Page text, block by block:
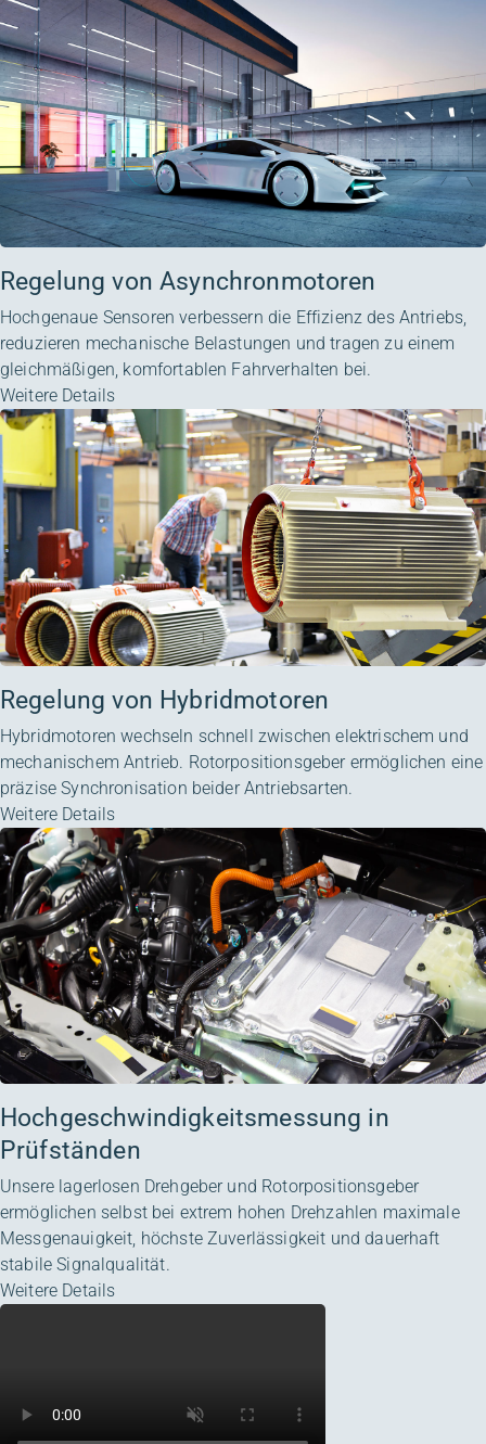
Regelung von Asynchronmotoren
Hochgenaue Sensoren verbessern die Effizienz des Antriebs,
reduzieren mechanische Belastungen und tragen zu einem
gleichmäßigen, komfortablen Fahrverhalten bei.
Weitere Details
Regelung von Hybridmotoren
Hybridmotoren wechseln schnell zwischen elektrischem und
mechanischem Antrieb. Rotorpositionsgeber ermöglichen eine
präzise Synchronisation beider Antriebsarten.
Weitere Details
Hochgeschwindigkeitsmessung in
Prüfständen
Unsere lagerlosen Drehgeber und Rotorpositionsgeber
ermöglichen selbst bei extrem hohen Drehzahlen maximale
Messgenauigkeit, höchste Zuverlässigkeit und dauerhaft
stabile Signalqualität.
Weitere Details